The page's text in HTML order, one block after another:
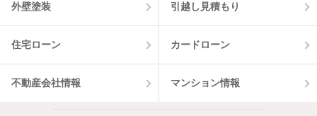
外壁塗装 引越し見積もり
住宅ローン カードローン
不動産会社情報 マンション情報